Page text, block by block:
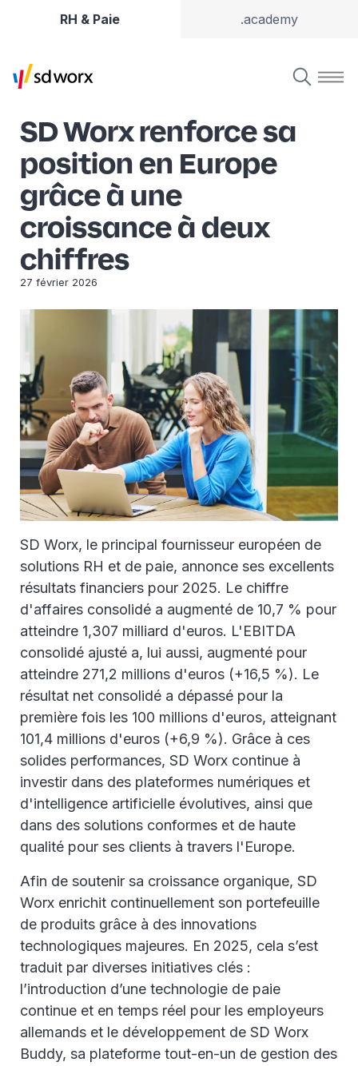
RH & Paie .academy
SD Worx renforce sa
position en Europe
grâce à une
croissance à deux
chiffres
27 février 2026
SD Worx, le principal fournisseur européen de
solutions RH et de paie, annonce ses excellents
résultats financiers pour 2025. Le chiffre
d'affaires consolidé a augmenté de 10,7 % pour
atteindre 1,307 milliard d'euros. L'EBITDA
consolidé ajusté a, lui aussi, augmenté pour
atteindre 271,2 millions d'euros (+16,5 %). Le
résultat net consolidé a dépassé pour la
première fois les 100 millions d'euros, atteignant
101,4 millions d'euros (+6,9 %). Grâce à ces
solides performances, SD Worx continue à
investir dans des plateformes numériques et
d'intelligence artificielle évolutives, ainsi que
dans des solutions conformes et de haute
qualité pour ses clients à travers l'Europe.
Afin de soutenir sa croissance organique, SD
Worx enrichit continuellement son portefeuille
de produits grâce à des innovations
technologiques majeures. En 2025, cela s’est
traduit par diverses initiatives clés :
l’introduction d’une technologie de paie
continue et en temps réel pour les employeurs
allemands et le développement de SD Worx
Buddy, sa plateforme tout-en-un de gestion des